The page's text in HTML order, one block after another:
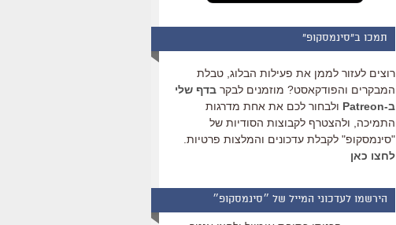
תמכו ב"סינמסקופ"
רוצים לעזור לממן את פעילות הבלוג, טבלת
המבקרים והפודקאסט? מוזמנים לבקר בדף שלי
ב-Patreon
ולבחור לכם את אחת מדרגות
התמיכה, ולהצטרף לקבוצות הסודיות של
"סינמסקופ" לקבלת עדכונים והמלצות פרטיות.
לחצו כאן
הירשמו לעדכוני המייל של ״סינמסקופ״